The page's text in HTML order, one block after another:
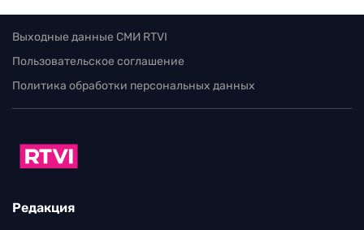
Выходные данные СМИ RTVI
Пользовательское соглашение
Политика обработки персональных данных
Редакция